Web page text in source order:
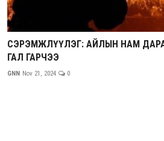
СЭРЭМЖЛҮҮЛЭГ: АЙЛЫН НАМ
ГАЛ ГАРЧЭЭ
GNN Nov 21, 2024 0